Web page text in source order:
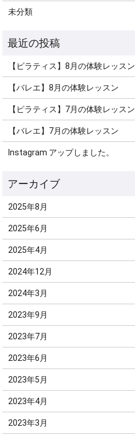
未分類
【ピラティス】8月の体験レッスン
【バレエ】8月の体験レッスン
【ピラティス】7月の体験レッスン
【バレエ】7月の体験レッスン
Instagram アップしました。
2025年8月
2025年6月
2025年4月
2024年12月
2024年3月
2023年9月
2023年7月
2023年6月
2023年5月
2023年4月
2023年3月